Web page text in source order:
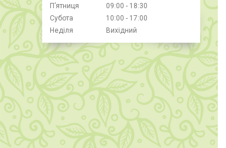
Пʼятниця
09:00
18:30
Субота
10:00
17:00
Неділя
Вихідний